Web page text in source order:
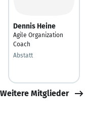
Dennis Heine
Agile Organization
Coach
Abstatt
Weitere Mitglieder